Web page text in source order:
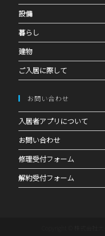
設備
暮らし
建物
ご入居に際して
お問い合わせ
入居者アプリについて
お問い合わせ
修理受付フォーム
解約受付フォーム